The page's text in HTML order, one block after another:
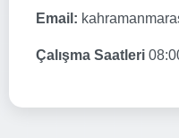
Email:
Çalışma Saatleri